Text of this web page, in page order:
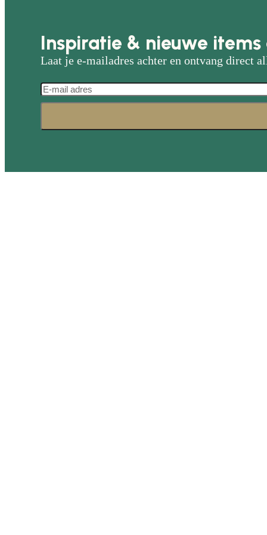
Inspiratie & nieuwe
Laat je e-mailadres achter en ontvang direct